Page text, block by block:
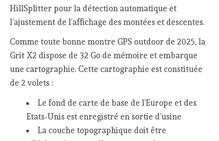
HillSplitter pour la détection automatique et
l’ajustement de l’affichage des montées et descentes.
Comme toute bonne montre GPS outdoor de 2025, la
Grit X2 dispose de 32 Go de mémoire et embarque
une cartographie. Cette cartographie est constituée
de 2 volets :
Le fond de carte de base de l’Europe et des
Etats-Unis est enregistré en sortie d’usine
La couche topographique doit être